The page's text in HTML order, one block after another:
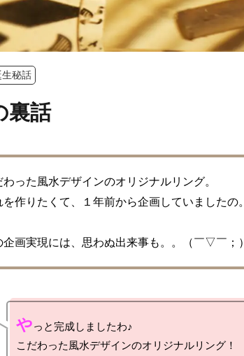
秘話
裏話
わった風水デザインのオリジナルリング。
を作りたくて、１年前から企画していましたの。
企画実現には、思わぬ出来事も。。（￣▽￣；）
やっと完成しましたわ♪